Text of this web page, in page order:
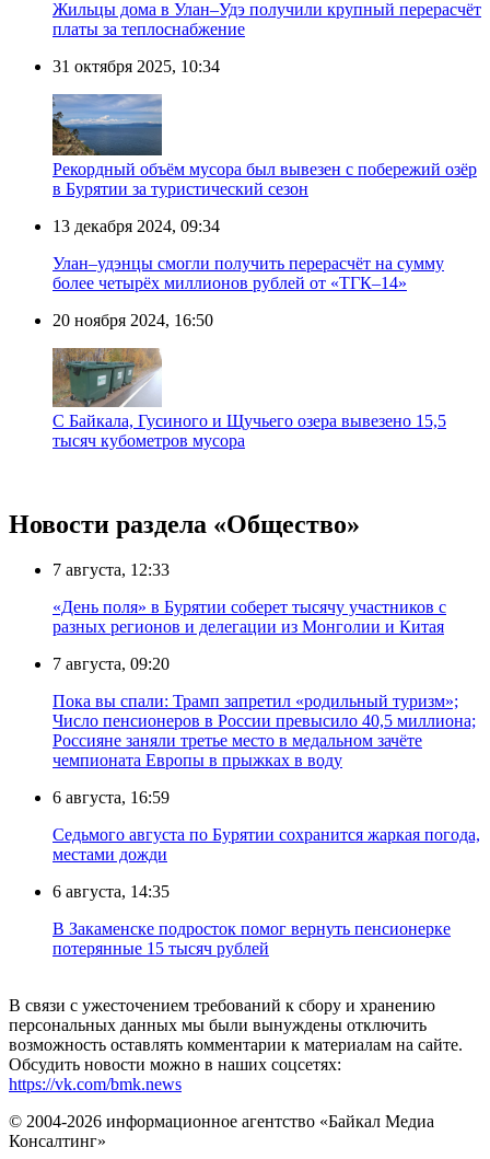
Жильцы дома в Улан–Удэ получили крупный перерасчёт
платы за теплоснабжение
31 октября 2025, 10:34
Рекордный объём мусора был вывезен с побережий озёр
в Бурятии за туристический сезон
13 декабря 2024, 09:34
Улан–удэнцы смогли получить перерасчёт на сумму
более четырёх миллионов рублей от «ТГК–14»
20 ноября 2024, 16:50
С Байкала, Гусиного и Щучьего озера вывезено 15,5
тысяч кубометров мусора
Новости раздела «Общество»
7 августа, 12:33
«День поля» в Бурятии соберет тысячу участников с
разных регионов и делегации из Монголии и Китая
7 августа, 09:20
Пока вы спали: Трамп запретил «родильный туризм»;
Число пенсионеров в России превысило 40,5 миллиона;
Россияне заняли третье место в медальном зачёте
чемпионата Европы в прыжках в воду
6 августа, 16:59
Седьмого августа по Бурятии сохранится жаркая погода,
местами дожди
6 августа, 14:35
В Закаменске подросток помог вернуть пенсионерке
потерянные 15 тысяч рублей
В связи с ужесточением требований к сбору и хранению
персональных данных мы были вынуждены отключить
возможность оставлять комментарии к материалам на сайте.
Обсудить новости можно в наших соцсетях:
https://vk.com/bmk.news
© 2004-2026 информационное агентство «Байкал Медиа
Консалтинг»